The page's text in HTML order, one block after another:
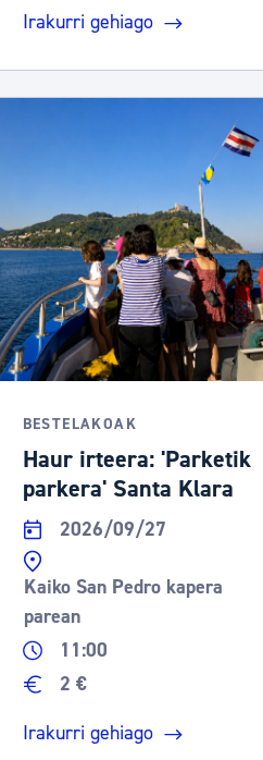
Irakurri gehiago
BESTELAKOAK
Haur irteera: 'Parketik
parkera' Santa Klara
2026/09/27
Kaiko San Pedro kapera
parean
11:00
2 €
Irakurri gehiago